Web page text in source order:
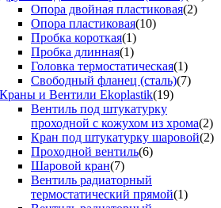
Опора двойная пластиковая(2)
Опора пластиковая(10)
Пробка короткая(1)
Пробка длинная(1)
Головка термостатическая(1)
Свободный фланец (сталь)(7)
Краны и Вентили Ekoplastik(19)
Вентиль под штукатурку
проходной с кожухом из хрома(2)
Кран под штукатурку шаровой(2)
Проходной вентиль(6)
Шаровой кран(7)
Вентиль радиаторный
термостатический прямой(1)